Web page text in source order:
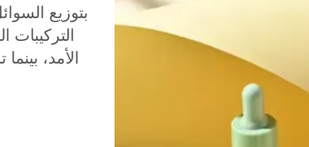
مجموعة
بتوزيع
التركيبات
الأمد،